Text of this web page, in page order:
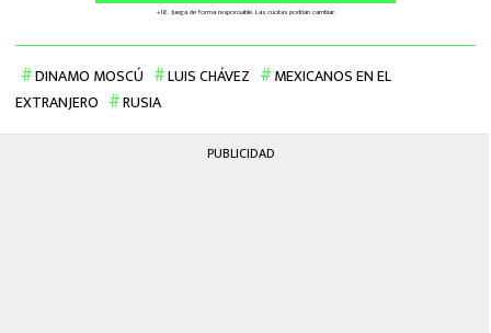
DINAMO MOSCÚ LUIS CHÁVEZ
MEXICANOS EN EL
EXTRANJERO
RUSIA
PUBLICIDAD